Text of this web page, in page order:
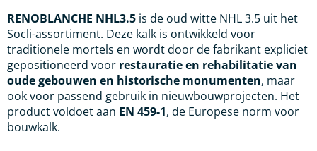
RENOBLANCHE NHL3.5 is de oud witte NHL 3.5 uit het
Socli-assortiment. Deze kalk is ontwikkeld voor
traditionele mortels en wordt door de fabrikant expliciet
gepositioneerd voor restauratie en rehabilitatie van
oude gebouwen en historische monumenten, maar
ook voor passend gebruik in nieuwbouwprojecten. Het
product voldoet aan EN 459-1, de Europese norm voor
bouwkalk.